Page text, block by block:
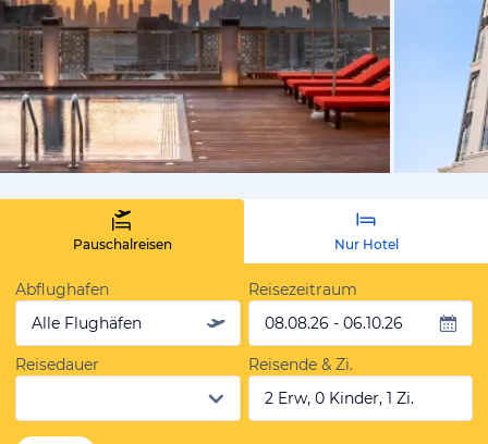
vom
Pauschalreisen Nur Hotel
Abflughafen
Alle Flughäfen
Reisezeitraum
08.08.26 - 06.10.26
Reisedauer
Reisende & Zi.
2 Erw, 0 Kinder, 1 Zi.